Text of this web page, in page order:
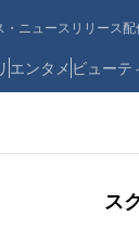
・ニュースリリース
エンタメ ビューテ
ス